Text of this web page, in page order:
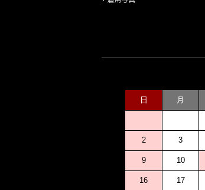
日 月
2 3
9 10
16 17